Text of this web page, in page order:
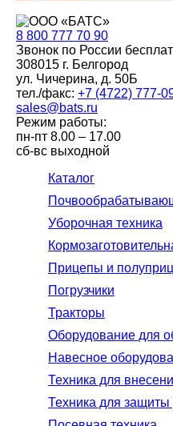
8 800 777 70 90
Звонок по России
308015 г. Белгород
ул. Чичерина, д. 50Б
тел./факс: +7 (4722) 777-
sales@bats.ru
Режим работы:
пн-пт 8.00 – 17.00
сб-вс выходной
Каталог
Уборочная техника
Прицепы и
Погрузчики
Тракторы
Оборудование для
Навесное
Техника для
Техника для защиты